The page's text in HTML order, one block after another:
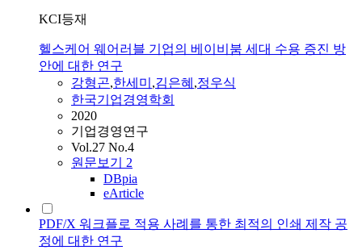
KCI등재
헬스케어 웨어러블 기업의 베이비붐 세대 수용 증진 방
안에 대한 연구
강형곤,한세미 ,김은혜 ,정우식
한국기업경영학회
2020
기업경영연구
Vol.27 No.4
원문보기 2
DBpia
eArticle
PDF/X 워크플로 적용 사례를 통한 최적의 인쇄 제작 공
정에 대한 연구